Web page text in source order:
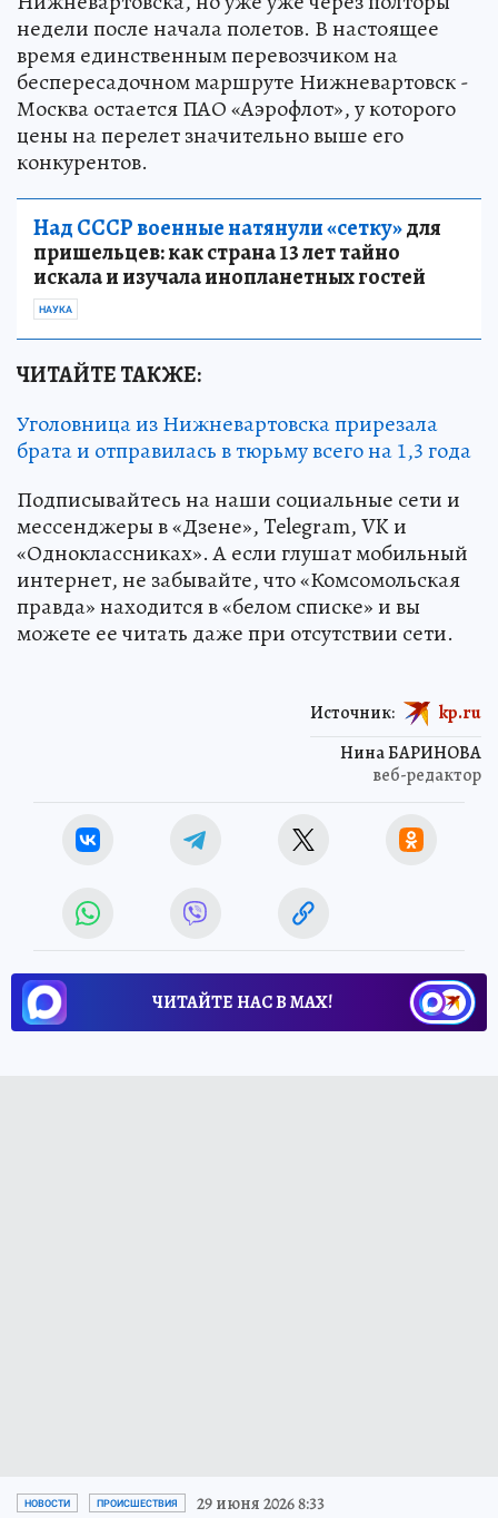
недели после начала полетов. В настоящее
время единственным перевозчиком на
беспересадочном маршруте Нижневартовск -
Москва остается ПАО «Аэрофлот», у которого
цены на перелет значительно выше его
конкурентов.
Над СССР военные натянули «сетку»для
пришельцев: как страна 13 лет тайно
искала и изучала инопланетных гостей
НАУКА
ЧИТАЙТЕ ТАКЖЕ:
Уголовница из Нижневартовска прирезала
брата и отправилась в тюрьму всего на 1,3 года
Подписывайтесь на наши социальные сети и
мессенджеры в «Дзене», Telegram, VK и
«Одноклассниках». А если глушат мобильный
интернет, не забывайте, что «Комсомольская
правда» находится в «белом списке» и вы
можете ее читать даже при отсутствии сети.
Нина БАРИНОВА
веб-редактор
Источник: kp.ru
ЧИТАЙТЕ НАС В МАХ!
НОВОСТИ ПРОИСШЕСТВИЯ 29 июня 2026 8:33